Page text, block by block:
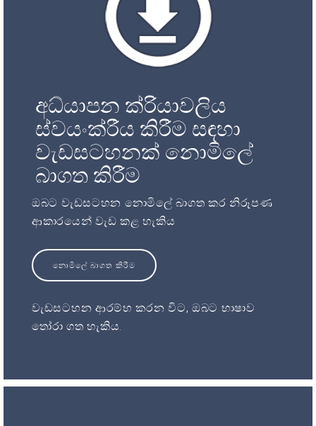
අධ්යාපන ක්රියාවලිය
ස්වයංක්රීය කිරීම සඳහා
වැඩසටහනක් නොමිලේ
බාගත කිරීම
ඔබට වැඩසටහන නොමිලේ බාගත කර නිරූපණ
ආකාරයෙන් වැඩ කළ හැකිය
නොමිලේ බාගත කිරීම
වැඩසටහන ආරම්භ කරන විට, ඔබට භාෂාව
තෝරා ගත හැකිය.